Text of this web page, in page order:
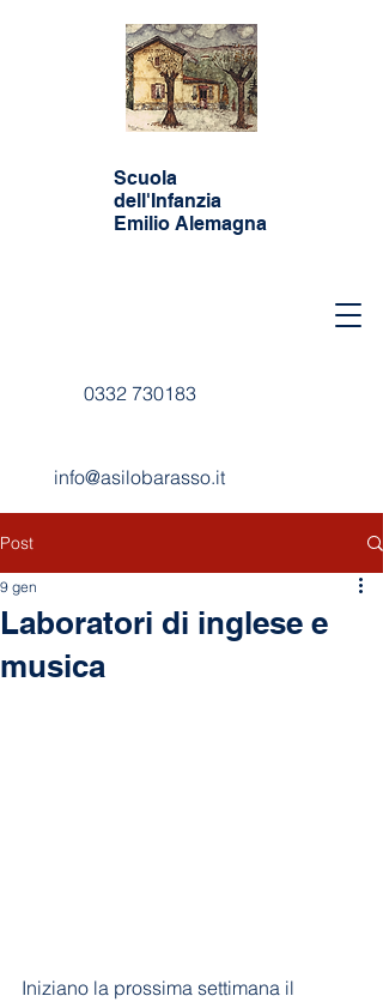
Scuola
dell'Infanzia
Emilio Alemagna
0332 730183
info@asilobarasso.it
Post
Laboratori di inglese e
musica
9 gen
Iniziano la prossima settimana il